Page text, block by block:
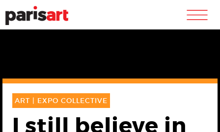
m
ART | EXPO COLLECTIVE
I still believe in